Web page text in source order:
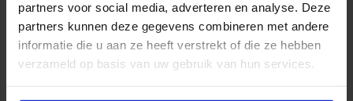
partners voor social media, adverteren en analyse. Deze
partners kunnen deze gegevens combineren met andere
informatie die u aan ze heeft verstrekt of die ze hebben
verzameld op basis van uw gebruik van hun services.